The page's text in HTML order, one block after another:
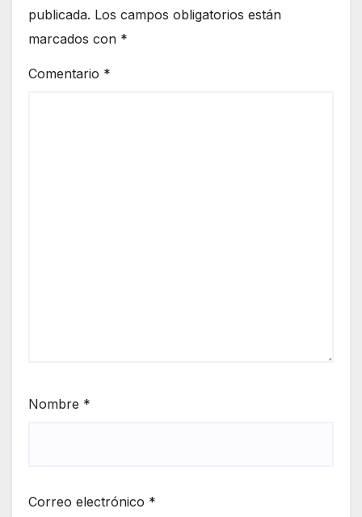
publicada. Los campos obligatorios están
marcados con *
Comentario *
Nombre *
Correo electrónico *